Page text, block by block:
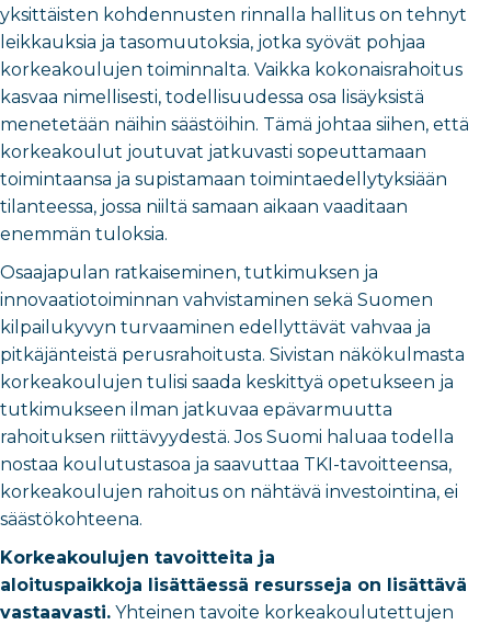
yksittäisten kohdennusten rinnalla hallitus on tehnyt
leikkauksia ja tasomuutoksia, jotka syövät pohjaa
korkeakoulujen toiminnalta. Vaikka kokonaisrahoitus
kasvaa nimellisesti, todellisuudessa osa lisäyksistä
menetetään näihin säästöihin. Tämä johtaa siihen, että
korkeakoulut joutuvat jatkuvasti sopeuttamaan
toimintaansa ja supistamaan toimintaedellytyksiään
tilanteessa, jossa niiltä samaan aikaan vaaditaan
enemmän tuloksia.
Osaajapulan ratkaiseminen, tutkimuksen ja
innovaatiotoiminnan vahvistaminen sekä Suomen
kilpailukyvyn turvaaminen edellyttävät vahvaa ja
pitkäjänteistä perusrahoitusta. Sivistan näkökulmasta
korkeakoulujen tulisi saada keskittyä opetukseen ja
tutkimukseen ilman jatkuvaa epävarmuutta
rahoituksen riittävyydestä. Jos Suomi haluaa todella
nostaa koulutustasoa ja saavuttaa TKI-tavoitteensa,
korkeakoulujen rahoitus on nähtävä investointina, ei
säästökohteena.
Korkeakoulujen tavoitteita ja
aloituspaikkoja lisättäessä resursseja on lisättävä
vastaavasti. Yhteinen tavoite korkeakoulutettujen